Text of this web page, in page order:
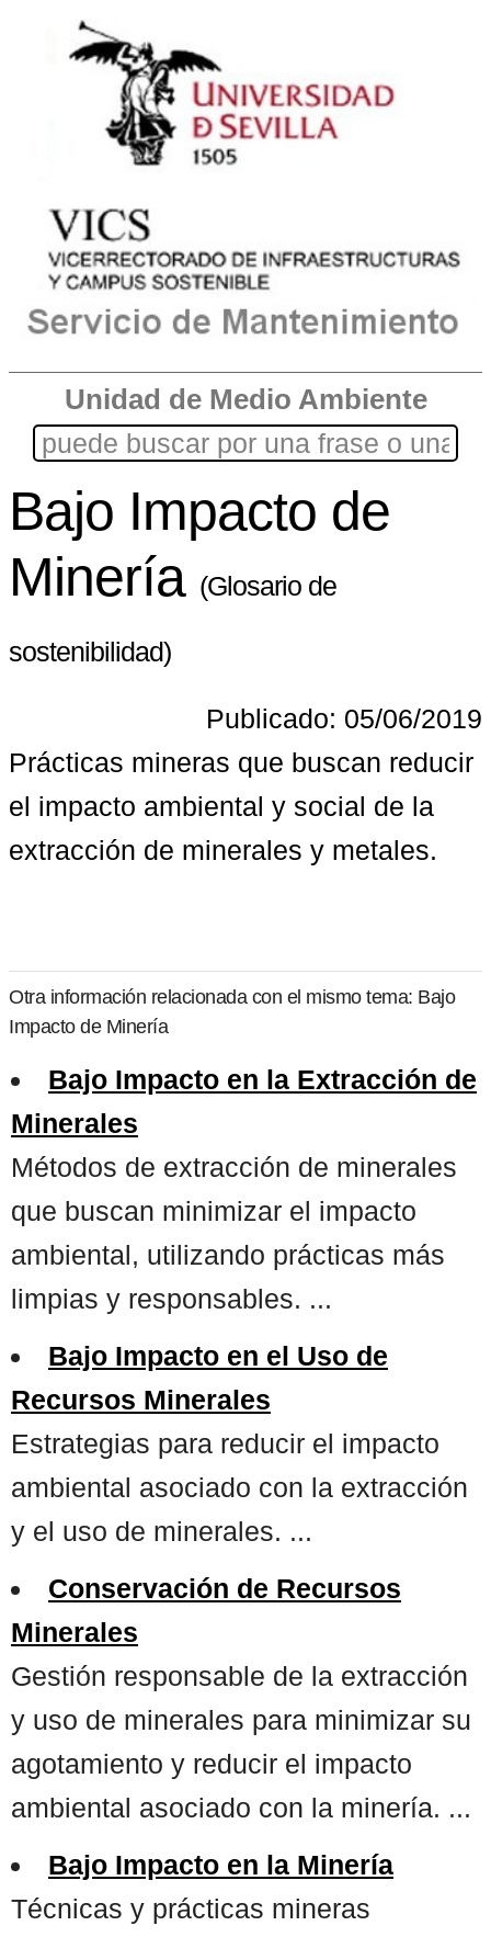
Unidad de Medio Ambiente
Bajo Impacto de
Minería (Glosario de
sostenibilidad)
Publicado: 05/06/2019
Prácticas mineras que buscan reducir
el impacto ambiental y social de la
extracción de minerales y metales.
Otra información relacionada con el mismo tema: Bajo
Impacto de Minería
Bajo Impacto en la Extracción de
Minerales
Métodos de extracción de minerales
que buscan minimizar el impacto
ambiental, utilizando prácticas más
limpias y responsables. ...
Bajo Impacto en el Uso de
Recursos Minerales
Estrategias para reducir el impacto
ambiental asociado con la extracción
y el uso de minerales. ...
Conservación de Recursos
Minerales
Gestión responsable de la extracción
y uso de minerales para minimizar su
agotamiento y reducir el impacto
ambiental asociado con la minería. ...
Bajo Impacto en la Minería
Técnicas y prácticas mineras